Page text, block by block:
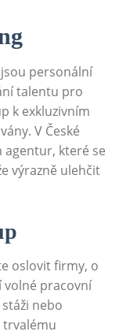
personální
talentu ⁣pro
k exkluzivním
V ‌České
které se
výrazně ‍ulehčit
oslovit firmy, o
volné pracovní
nebo
‌trvalému